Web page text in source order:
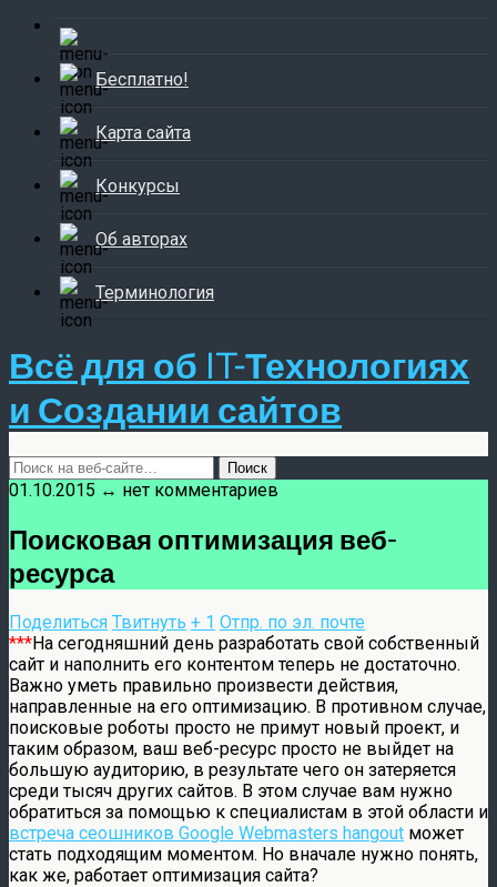
Бесплатно!
Карта сайта
Конкурсы
Об авторах
Терминология
Всё для об IT-Технологиях
и Создании сайтов
01.10.2015 ↔ нет комментариев
Поисковая оптимизация веб-
ресурса
Поделиться Твитнуть + 1 Отпр. по эл. почте
***На сегодняшний день разработать свой собственный
сайт и наполнить его контентом теперь не достаточно.
Важно уметь правильно произвести действия,
направленные на его оптимизацию. В противном случае,
поисковые роботы просто не примут новый проект, и
таким образом, ваш веб-ресурс просто не выйдет на
большую аудиторию, в результате чего он затеряется
среди тысяч других сайтов. В этом случае вам нужно
обратиться за помощью к специалистам в этой области и
встреча сеошников Google Webmasters hangout может
стать подходящим моментом. Но вначале нужно понять,
как же, работает оптимизация сайта?